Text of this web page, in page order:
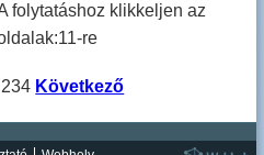
folytatáshoz klikkeljen az
re
Következő